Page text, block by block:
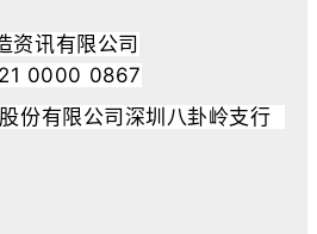
资讯有限公司
0000 0867
份有限公司深圳八卦岭支行